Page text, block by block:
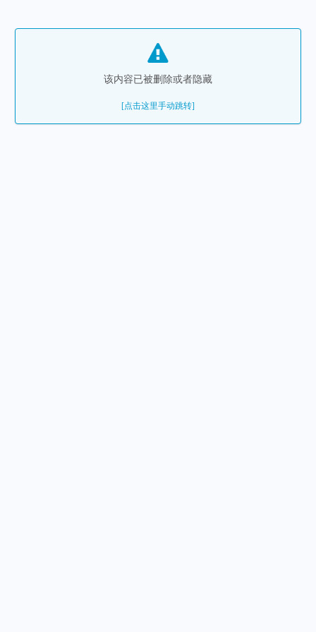
该内容已被删除或者隐藏
[点击这里手动跳转]